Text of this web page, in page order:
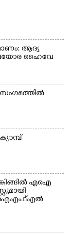
ആദ്യ
ഹൈവേ
സംഗമത്തിൽ
എഐ